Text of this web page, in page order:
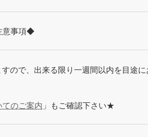
意事項◆
ので、出来る限り一週間以内を目途
てのご案内 」もご確認下さい★